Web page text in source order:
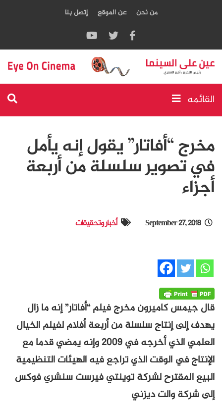
من نحن عن الموقع إتصل بنا
القائمه
مخرج “أفاتار” يقول إنه يأمل
في تصوير سلسلة من أربعة
أجزاء
September 27, 2018 أخبار وتحقيقات
قال جيمس كاميرون مخرج فيلم “أفاتار” إنه ما زال
يهدف إلى إنتاج سلسلة من أربعة أفلام لفيلم الخيال
العلمي الذي أخرجه في 2009 وإنه يمضي قدما مع
الإنتاج في الوقت الذي تراجع فيه الهيئات التنظيمية
البيع المقترح لشركة توينتي فيرست سنشري فوكس
إلى شركة والت ديزني